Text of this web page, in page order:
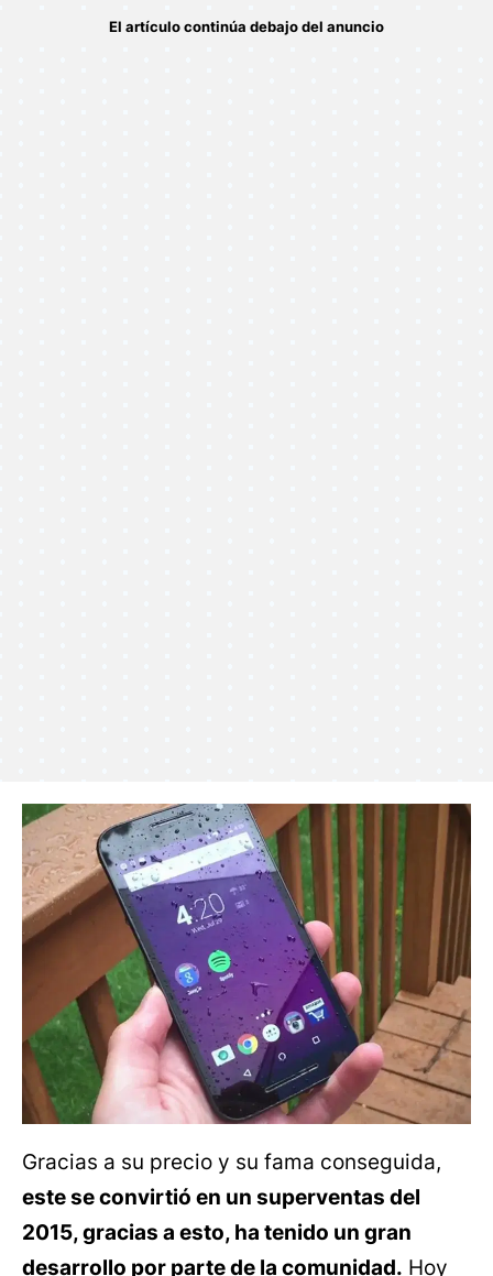
Gracias a su precio y su fama conseguida,
este se convirtió en un superventas del
2015, gracias a esto, ha tenido un gran
desarrollo por parte de la comunidad. Hoy